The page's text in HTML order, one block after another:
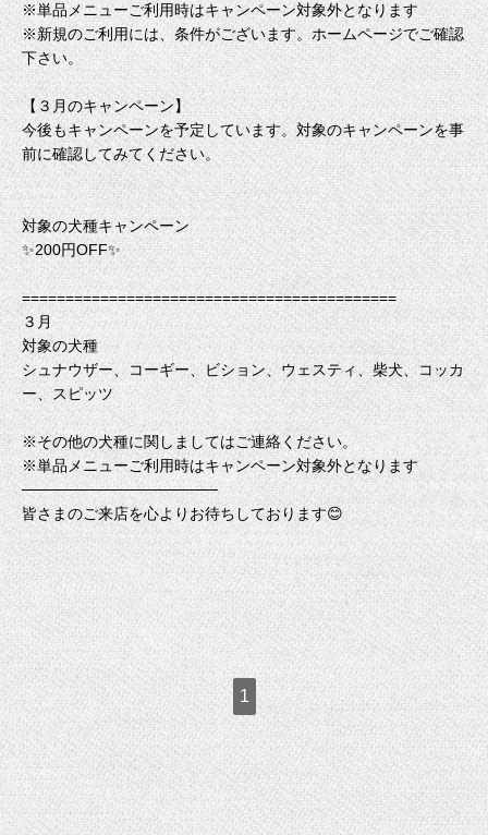
※単品メニューご利用時はキャンペーン対象外となります
※新規のご利用には、条件がございます。ホームページでご確認
下さい。
【３月のキャンペーン】
今後もキャンペーンを予定しています。対象のキャンペーンを事
前に確認してみてください。
対象の犬種キャンペーン
✨200円OFF✨
===========================================
３月
対象の犬種
シュナウザー、コーギー、ビション、ウェスティ、柴犬、コッカ
ー、スピッツ
※その他の犬種に関しましてはご連絡ください。
※単品メニューご利用時はキャンペーン対象外となります
──────────────────
皆さまのご来店を心よりお待ちしております😊
1